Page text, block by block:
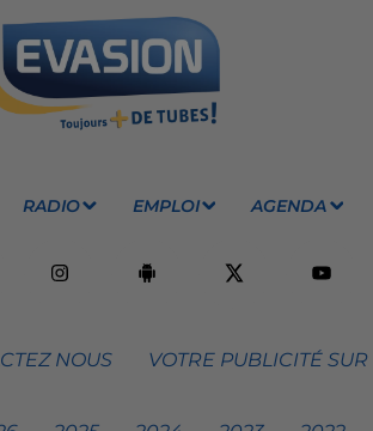
RADIO EMPLOI AGENDA
NOUS VOTRE PUBLICITÉ